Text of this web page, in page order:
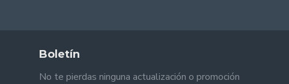
Boletín
No te pierdas ninguna actualización o promoción